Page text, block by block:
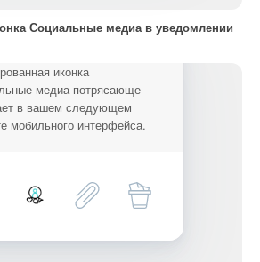
Социальные медиа в уведомлении
иконка
медиа потрясающе
в вашем следующем
мобильного интерфейса.